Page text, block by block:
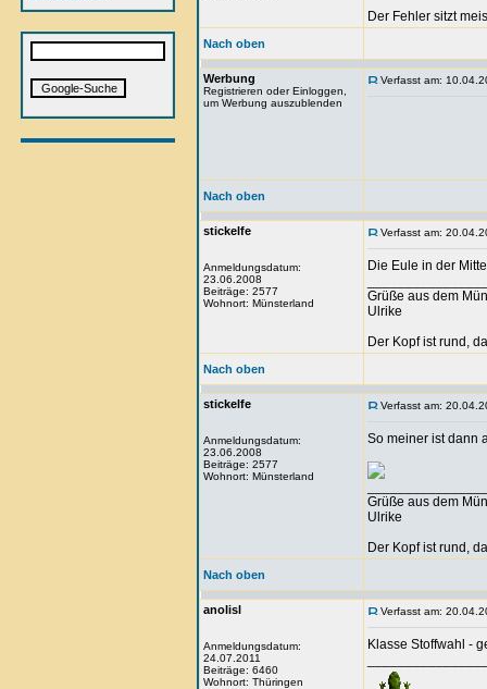
Der Fehler sitzt
Nach oben
Werbung
Registrieren oder Einloggen,
um Werbung auszublenden
Verfasst am:
Nach oben
stickelfe
Anmeldungsdatum:
23.06.2008
Beiträge: 2577
Wohnort: Münsterland
Verfasst am:
Die Eule in der
Grüße aus dem
Ulrike
Der Kopf ist rund,
Nach oben
stickelfe
Anmeldungsdatum:
23.06.2008
Beiträge: 2577
Wohnort: Münsterland
Verfasst am:
So meiner ist dann
Grüße aus dem
Ulrike
Der Kopf ist rund,
Nach oben
anolisl
Anmeldungsdatum:
24.07.2011
Beiträge: 6460
Wohnort: Thüringen
Verfasst am:
Klasse Stoffwahl -